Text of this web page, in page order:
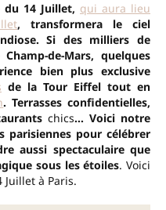
du 14 Juillet, qui aura lieu
, transformera le ciel
Si des milliers de
de-Mars, quelques
bien plus exclusive
de la Tour Eiffel tout en
. Terrasses confidentielles,
chics… Voici notre
parisiennes pour célébrer
aussi spectaculaire que
sous les étoiles. Voici
à Paris.